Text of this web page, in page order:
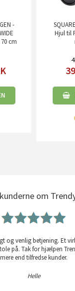
-
cm
Hjul til
om
og venlig betjening. Et
på. Tak for hjælpen
mere end tilfredse kunder.
Helle